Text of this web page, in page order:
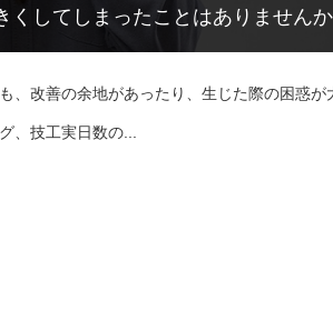
くしてしまったことはありませんか
、改善の余地があったり、生じた際の困惑
、技工実日数の...